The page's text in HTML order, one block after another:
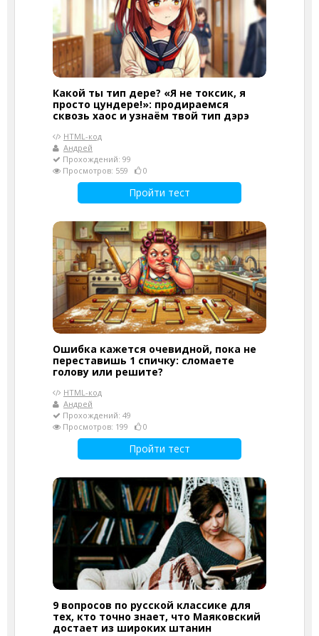
Какой ты тип дере? «Я не токсик, я
просто цундере!»: продираемся
сквозь хаос и узнаём твой тип дэрэ
HTML-код
Андрей
Прохождений: 99
Просмотров: 559
0
Пройти тест
Ошибка кажется очевидной, пока не
переставишь 1 спичку: сломаете
голову или решите?
HTML-код
Андрей
Прохождений: 49
Просмотров: 199
0
Пройти тест
9 вопросов по русской классике для
тех, кто точно знает, что Маяковский
достает из широких штанин